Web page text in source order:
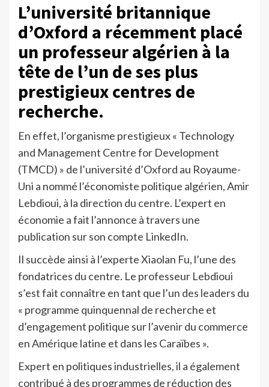
L’université britannique
d’Oxford a récemment placé
un professeur algérien à la
tête de l’un de ses plus
prestigieux centres de
recherche.
En effet, l’organisme prestigieux « Technology
and Management Centre for Development
(TMCD) » de l’université d’Oxford au Royaume-
Uni a nommé l’économiste politique algérien, Amir
Lebdioui, à la direction du centre. L’expert en
économie a fait l’annonce à travers une
publication sur son compte LinkedIn.
Il succède ainsi à l’experte Xiaolan Fu, l’une des
fondatrices du centre. Le professeur Lebdioui
s’est fait connaître en tant que l’un des leaders du
« programme quinquennal de recherche et
d’engagement politique sur l’avenir du commerce
en Amérique latine et dans les Caraïbes ».
Expert en politiques industrielles, il a également
contribué à des programmes de réduction des